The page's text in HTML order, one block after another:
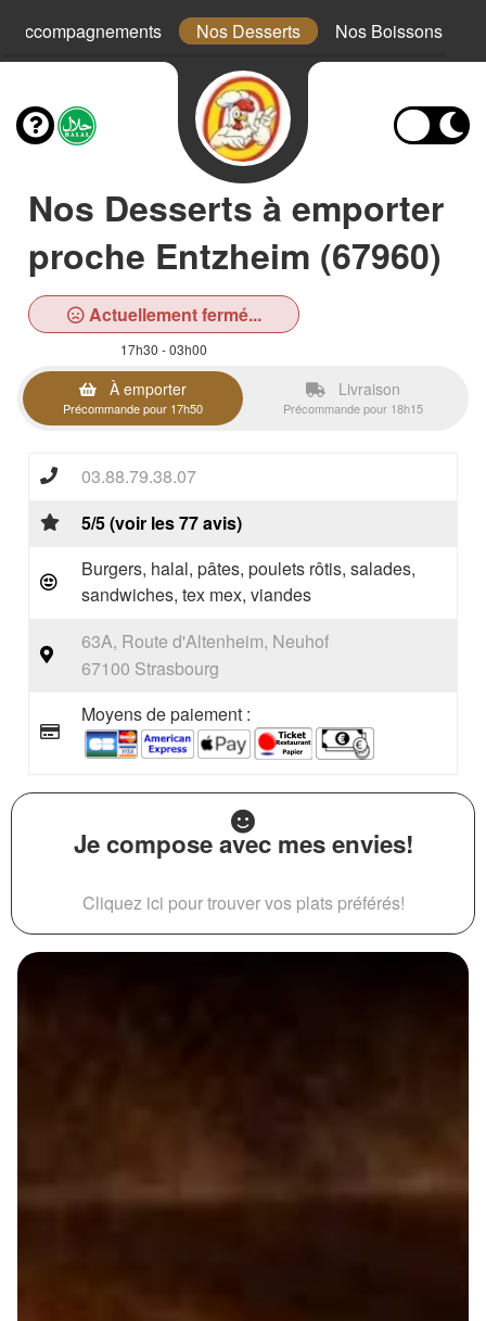
Accompagnements Nos Desserts Nos Boissons
Nos Desserts à emporter
proche Entzheim (67960)
Actuellement fermé...
17h30 - 03h00
À emporter
Précommande pour 17h50
Livraison
Précommande pour 18h15
03.88.79.38.07
5/5 (voir les 77 avis)
Burgers, halal, pâtes, poulets rôtis, salades,
sandwiches, tex mex, viandes
63A, Route d'Altenheim, Neuhof
67100 Strasbourg
Moyens de paiement :
Je compose avec mes envies!
Cliquez ici pour trouver vos plats préférés!